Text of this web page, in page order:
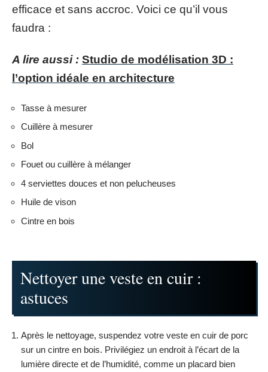
efficace et sans accroc. Voici ce qu’il vous
faudra :
A lire aussi : Studio de modélisation 3D :
l’option idéale en architecture
Tasse à mesurer
Cuillère à mesurer
Bol
Fouet ou cuillère à mélanger
4 serviettes douces et non pelucheuses
Huile de vison
Cintre en bois
Nettoyer une veste en cuir :
astuces
Après le nettoyage, suspendez votre veste en cuir de porc
sur un cintre en bois. Privilégiez un endroit à l’écart de la
lumière directe et de l’humidité, comme un placard bien